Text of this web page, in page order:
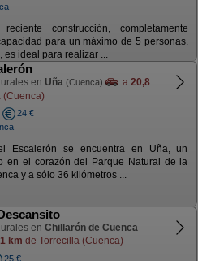
construcción, completamente
para un máximo de 5 personas.
es ideal para realizar ...
en Uña (Cuenca) a 20,8
(Cuenca)
24 €
Escalerón se encuentra en Uña, un
en el corazón del Parque Natural de la
y a sólo 36 kilómetros ...
en Chillarón de Cuenca
km de Torrecilla (Cuenca)
25 €